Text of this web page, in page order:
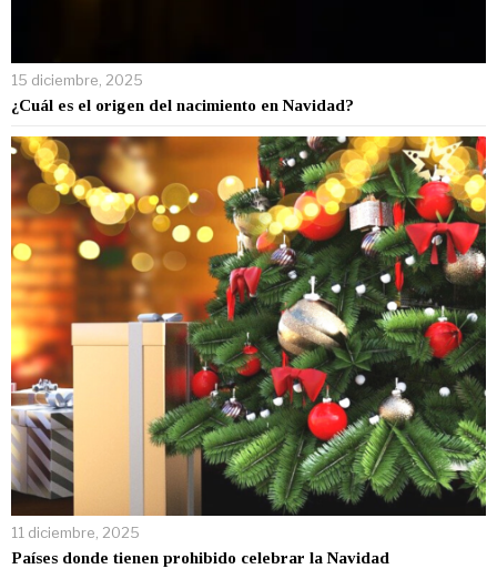
15 diciembre, 2025
¿Cuál es el origen del nacimiento en Navidad?
11 diciembre, 2025
Países donde tienen prohibido celebrar la Navidad